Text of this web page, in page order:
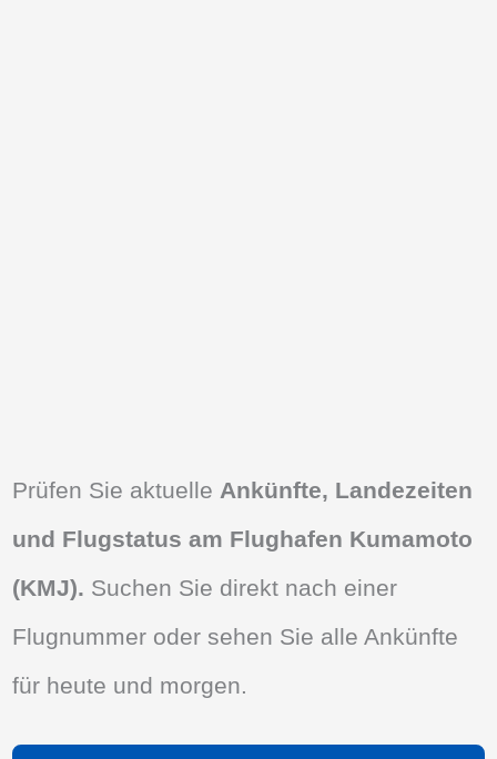
Prüfen Sie aktuelle Ankünfte, Landezeiten
und Flugstatus am Flughafen Kumamoto
(KMJ). Suchen Sie direkt nach einer
Flugnummer oder sehen Sie alle Ankünfte
für heute und morgen.